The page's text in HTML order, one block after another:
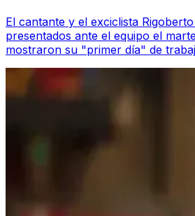
El cantante y el exciclista
presentados ante el equipo el
mostraron su "primer día" de